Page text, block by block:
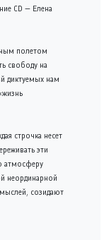
CD — Елена
полетом
свободу на
диктуемых нам
строчка несет
эти
атмосферу
неординарной
созидают